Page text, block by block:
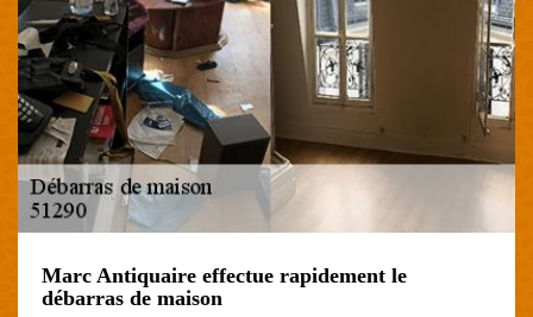
Marc Antiquaire effectue rapidement le
débarras de maison